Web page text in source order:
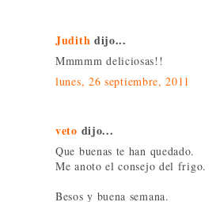
Judith dijo...
Mmmmm deliciosas!!
lunes, 26 septiembre, 2011
veto dijo...
Que buenas te han quedado.
Me anoto el consejo del frigo.
Besos y buena semana.